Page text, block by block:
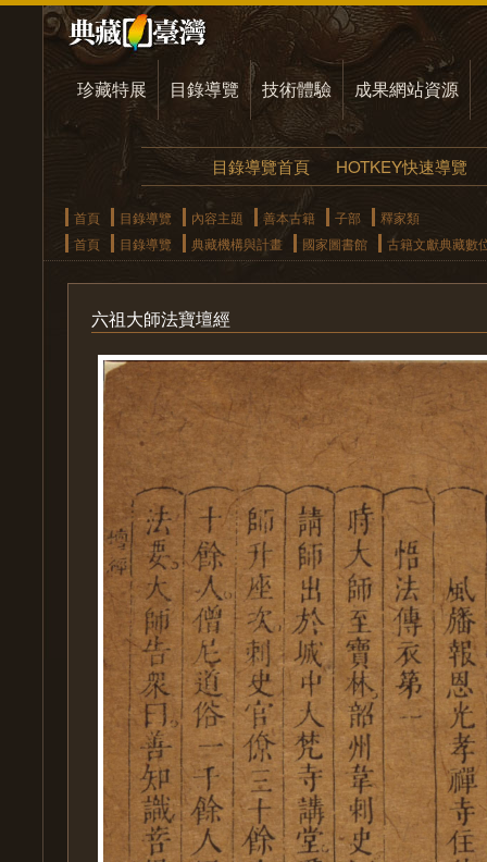
珍藏特展 目錄導覽 技術體驗 成果網站資源
目錄導覽首頁 HOTKEY快速導覽
首頁 目錄導覽 內容主題 善本古籍 子部
釋家類
首頁
目錄導覽 典藏機構與計畫 國家圖書館 古籍文獻典藏數
六祖大師法寶壇經